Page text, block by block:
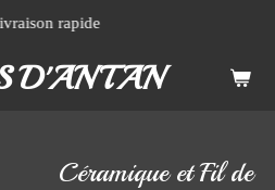
D'ANTAN
rapide
Céramique et Fil de